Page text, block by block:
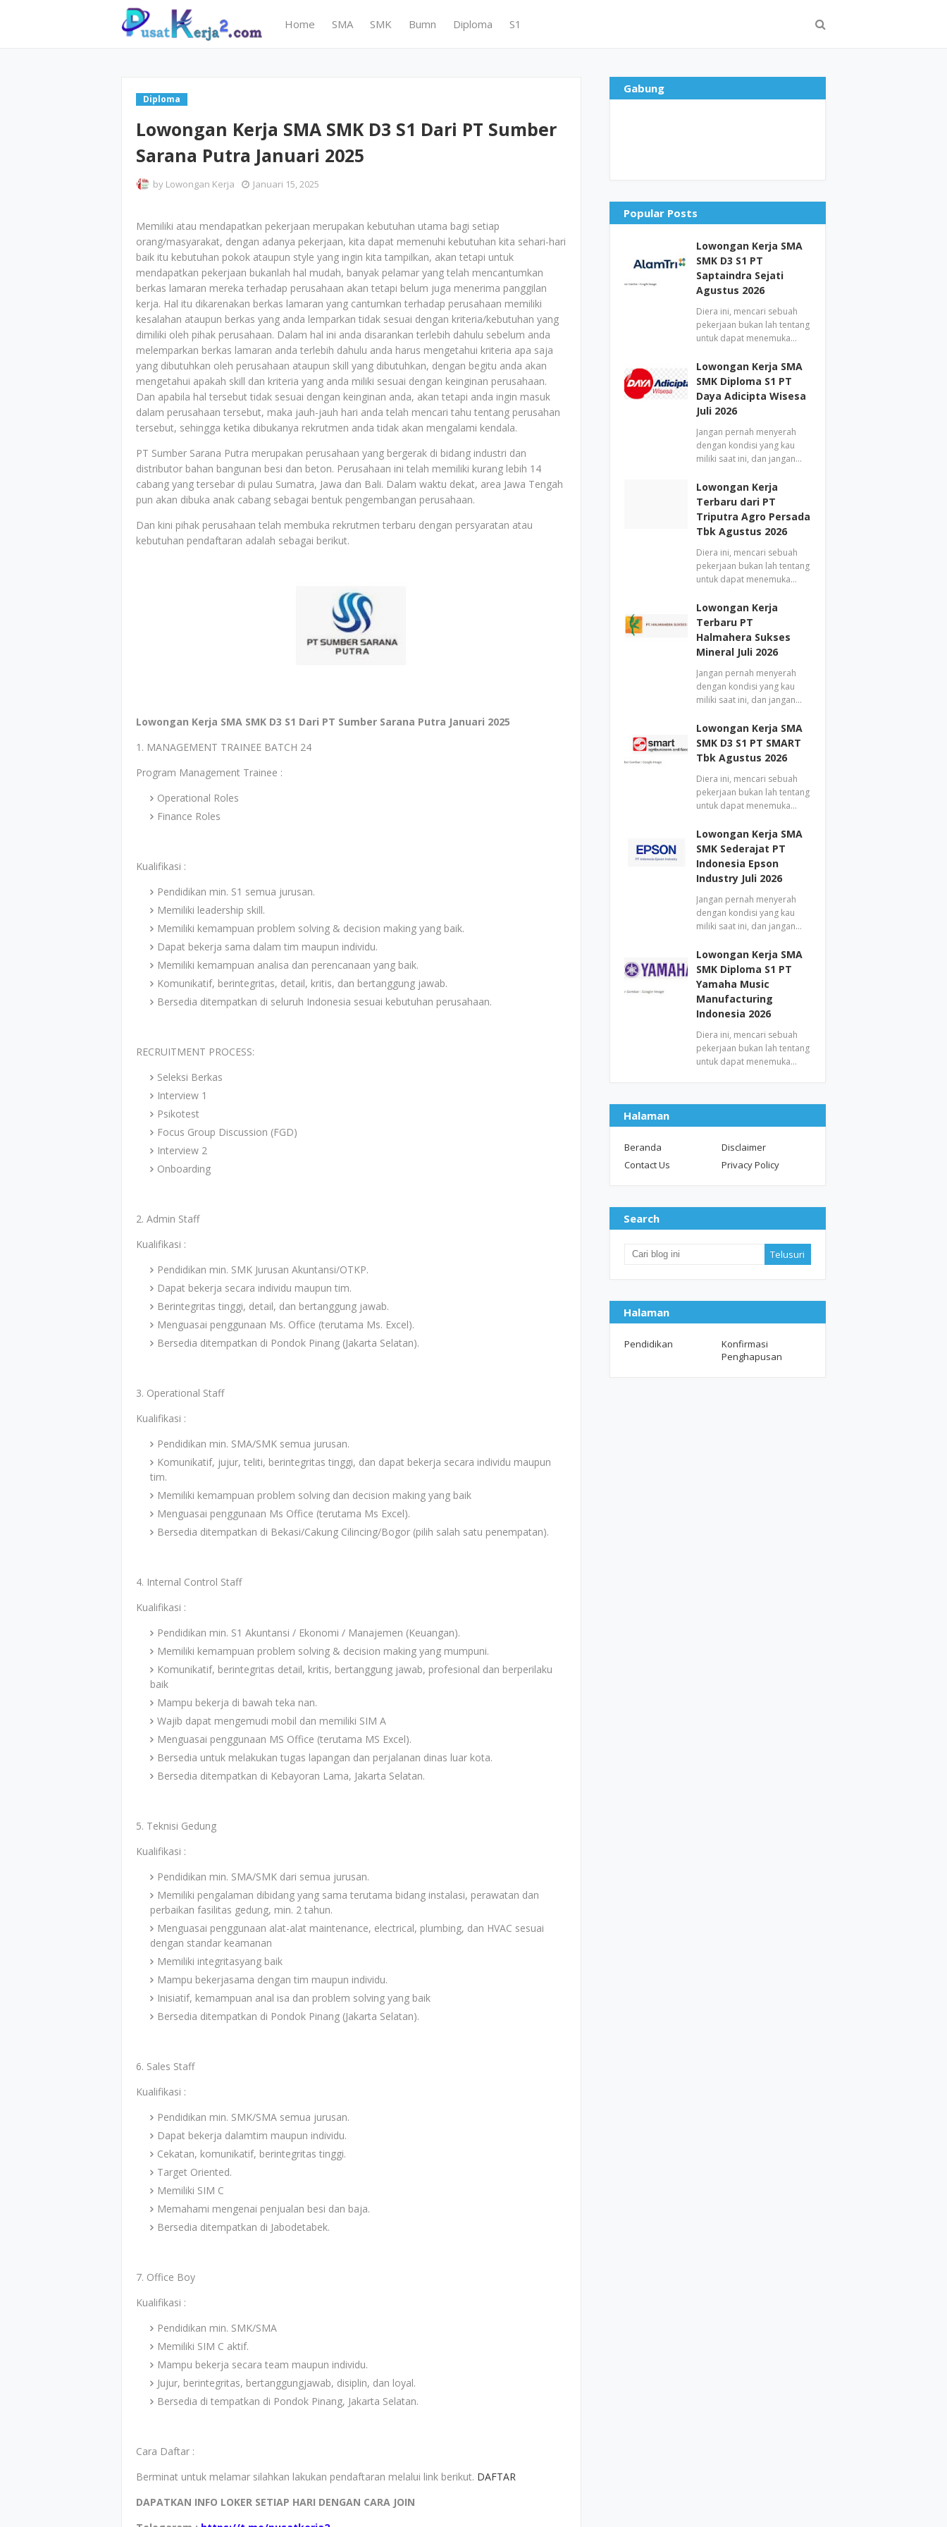
Home SMA SMK Bumn Diploma S1
Diploma
Lowongan Kerja SMA SMK D3 S1 Dari PT Sumber
Sarana Putra Januari 2025
by Lowongan Kerja Januari 15, 2025
Memiliki atau mendapatkan pekerjaan merupakan kebutuhan utama bagi setiap
orang/masyarakat, dengan adanya pekerjaan, kita dapat memenuhi kebutuhan kita sehari-hari
baik itu kebutuhan pokok ataupun style yang ingin kita tampilkan, akan tetapi untuk
mendapatkan pekerjaan bukanlah hal mudah, banyak pelamar yang telah mencantumkan
berkas lamaran mereka terhadap perusahaan akan tetapi belum juga menerima panggilan
kerja. Hal itu dikarenakan berkas lamaran yang cantumkan terhadap perusahaan memiliki
kesalahan ataupun berkas yang anda lemparkan tidak sesuai dengan kriteria/kebutuhan yang
dimiliki oleh pihak perusahaan. Dalam hal ini anda disarankan terlebih dahulu sebelum anda
melemparkan berkas lamaran anda terlebih dahulu anda harus mengetahui kriteria apa saja
yang dibutuhkan oleh perusahaan ataupun skill yang dibutuhkan, dengan begitu anda akan
mengetahui apakah skill dan kriteria yang anda miliki sesuai dengan keinginan perusahaan.
Dan apabila hal tersebut tidak sesuai dengan keinginan anda, akan tetapi anda ingin masuk
dalam perusahaan tersebut, maka jauh-jauh hari anda telah mencari tahu tentang perusahan
tersebut, sehingga ketika dibukanya rekrutmen anda tidak akan mengalami kendala.
PT Sumber Sarana Putra merupakan perusahaan yang bergerak di bidang industri dan
distributor bahan bangunan besi dan beton. Perusahaan ini telah memiliki kurang lebih 14
cabang yang tersebar di pulau Sumatra, Jawa dan Bali. Dalam waktu dekat, area Jawa Tengah
pun akan dibuka anak cabang sebagai bentuk pengembangan perusahaan.
Dan kini pihak perusahaan telah membuka rekrutmen terbaru dengan persyaratan atau
kebutuhan pendaftaran adalah sebagai berikut.
Lowongan Kerja SMA SMK D3 S1 Dari PT Sumber Sarana Putra Januari 2025
1. MANAGEMENT TRAINEE BATCH 24
Program Management Trainee :
Operational Roles
Finance Roles
Kualifikasi :
Pendidikan min. S1 semua jurusan.
Memiliki leadership skill.
Memiliki kemampuan problem solving & decision making yang baik.
Dapat bekerja sama dalam tim maupun individu.
Memiliki kemampuan analisa dan perencanaan yang baik.
Komunikatif, berintegritas, detail, kritis, dan bertanggung jawab.
Bersedia ditempatkan di seluruh Indonesia sesuai kebutuhan perusahaan.
RECRUITMENT PROCESS:
Seleksi Berkas
Interview 1
Psikotest
Focus Group Discussion (FGD)
Interview 2
Onboarding
2. Admin Staff
Kualifikasi :
Pendidikan min. SMK Jurusan Akuntansi/OTKP.
Dapat bekerja secara individu maupun tim.
Berintegritas tinggi, detail, dan bertanggung jawab.
Menguasai penggunaan Ms. Office (terutama Ms. Excel).
Bersedia ditempatkan di Pondok Pinang (Jakarta Selatan).
3. Operational Staff
Kualifikasi :
Pendidikan min. SMA/SMK semua jurusan.
Komunikatif, jujur, teliti, berintegritas tinggi, dan dapat bekerja secara individu maupun
tim.
Memiliki kemampuan problem solving dan decision making yang baik
Menguasai penggunaan Ms Office (terutama Ms Excel).
Bersedia ditempatkan di Bekasi/Cakung Cilincing/Bogor (pilih salah satu penempatan).
4. Internal Control Staff
Kualifikasi :
Pendidikan min. S1 Akuntansi / Ekonomi / Manajemen (Keuangan).
Memiliki kemampuan problem solving & decision making yang mumpuni.
Komunikatif, berintegritas detail, kritis, bertanggung jawab, profesional dan berperilaku
baik
Mampu bekerja di bawah teka nan.
Wajib dapat mengemudi mobil dan memiliki SIM A
Menguasai penggunaan MS Office (terutama MS Excel).
Bersedia untuk melakukan tugas lapangan dan perjalanan dinas luar kota.
Bersedia ditempatkan di Kebayoran Lama, Jakarta Selatan.
5. Teknisi Gedung
Kualifikasi :
Pendidikan min. SMA/SMK dari semua jurusan.
Memiliki pengalaman dibidang yang sama terutama bidang instalasi, perawatan dan
perbaikan fasilitas gedung, min. 2 tahun.
Menguasai penggunaan alat-alat maintenance, electrical, plumbing, dan HVAC sesuai
dengan standar keamanan
Memiliki integritasyang baik
Mampu bekerjasama dengan tim maupun individu.
Inisiatif, kemampuan anal isa dan problem solving yang baik
Bersedia ditempatkan di Pondok Pinang (Jakarta Selatan).
6. Sales Staff
Kualifikasi :
Pendidikan min. SMK/SMA semua jurusan.
Dapat bekerja dalamtim maupun individu.
Cekatan, komunikatif, berintegritas tinggi.
Target Oriented.
Memiliki SIM C
Memahami mengenai penjualan besi dan baja.
Bersedia ditempatkan di Jabodetabek.
7. Office Boy
Kualifikasi :
Pendidikan min. SMK/SMA
Memiliki SIM C aktif.
Mampu bekerja secara team maupun individu.
Jujur, berintegritas, bertanggungjawab, disiplin, dan loyal.
Bersedia di tempatkan di Pondok Pinang, Jakarta Selatan.
Cara Daftar :
Berminat untuk melamar silahkan lakukan pendaftaran melalui link berikut. DAFTAR
DAPATKAN INFO LOKER SETIAP HARI DENGAN CARA JOIN
Gabung
Popular Posts
Lowongan Kerja SMA
SMK D3 S1 PT
Saptaindra Sejati
Agustus 2026
Diera ini, mencari sebuah
pekerjaan bukan lah tentang
untuk dapat menemuka…
Lowongan Kerja SMA
SMK Diploma S1 PT
Daya Adicipta Wisesa
Juli 2026
Jangan pernah menyerah
dengan kondisi yang kau
miliki saat ini, dan jangan…
Lowongan Kerja
Terbaru dari PT
Triputra Agro Persada
Tbk Agustus 2026
Diera ini, mencari sebuah
pekerjaan bukan lah tentang
untuk dapat menemuka…
Lowongan Kerja
Terbaru PT
Halmahera Sukses
Mineral Juli 2026
Jangan pernah menyerah
dengan kondisi yang kau
miliki saat ini, dan jangan…
Lowongan Kerja SMA
SMK D3 S1 PT SMART
Tbk Agustus 2026
Diera ini, mencari sebuah
pekerjaan bukan lah tentang
untuk dapat menemuka…
Lowongan Kerja SMA
SMK Sederajat PT
Indonesia Epson
Industry Juli 2026
Jangan pernah menyerah
dengan kondisi yang kau
miliki saat ini, dan jangan…
Lowongan Kerja SMA
SMK Diploma S1 PT
Yamaha Music
Manufacturing
Indonesia 2026
Diera ini, mencari sebuah
pekerjaan bukan lah tentang
untuk dapat menemuka…
Halaman
Beranda
Disclaimer
Contact Us
Privacy Policy
Search
Halaman
Pendidikan
Konfirmasi
Penghapusan